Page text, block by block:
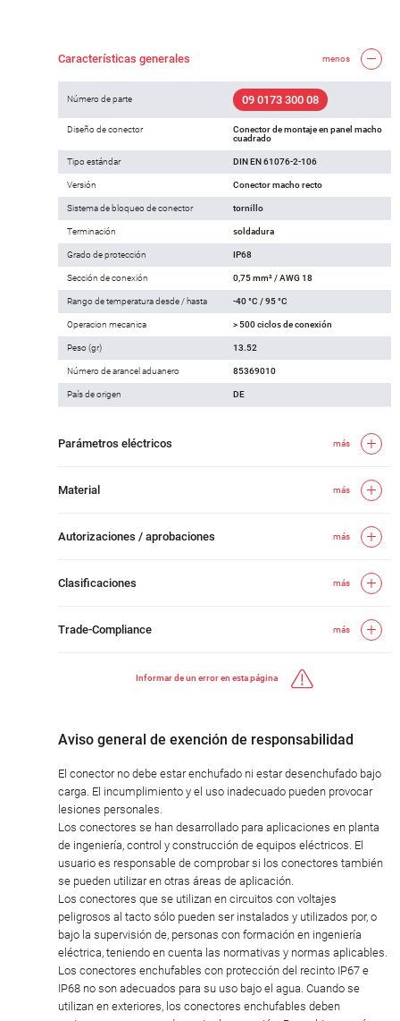
Características generales menos
Número de parte 09 0173 300 08
Diseño de conector
Conector de montaje en panel macho
cuadrado
Tipo estándar DIN EN 61076-2-106
Versión Conector macho recto
Sistema de bloqueo de conector tornillo
Terminación soldadura
Grado de protección IP68
Sección de conexión 0,75 mm² / AWG 18
Rango de temperatura desde / hasta -40 °C / 95 °C
Operacion mecanica > 500 ciclos de conexión
Peso (gr) 13.52
Número de arancel aduanero 85369010
País de origen DE
Parámetros eléctricos más
Material más
Autorizaciones / aprobaciones más
Clasificaciones más
Trade-Compliance más
Informar de un error en esta página
Aviso general de exención de responsabilidad
El conector no debe estar enchufado ni estar desenchufado bajo
carga. El incumplimiento y el uso inadecuado pueden provocar
lesiones personales.
Los conectores se han desarrollado para aplicaciones en planta
de ingeniería, control y construcción de equipos eléctricos. El
usuario es responsable de comprobar si los conectores también
se pueden utilizar en otras áreas de aplicación.
Los conectores que se utilizan en circuitos con voltajes
peligrosos al tacto sólo pueden ser instalados y utilizados por, o
bajo la supervisión de, personas con formación en ingeniería
eléctrica, teniendo en cuenta las normativas y normas aplicables.
Los conectores enchufables con protección del recinto IP67 e
IP68 no son adecuados para su uso bajo el agua. Cuando se
utilizan en exteriores, los conectores enchufables deben